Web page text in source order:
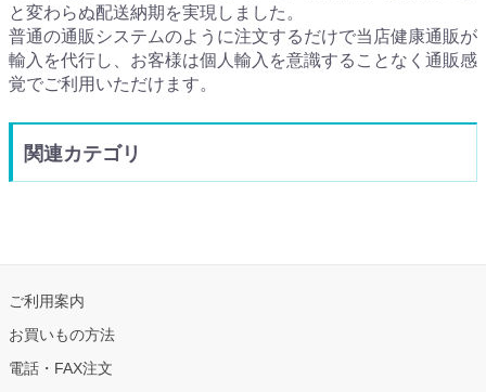
と変わらぬ配送納期を実現しました。
普通の通販システムのように注文するだけで当店健康通販が
輸入を代行し、お客様は個人輸入を意識することなく通販感
覚でご利用いただけます。
関連カテゴリ
ご利用案内
お買いもの方法
電話・FAX注文